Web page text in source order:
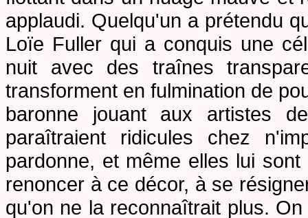
applaudi. Quelqu'un a prétendu
Loïe Fuller qui a conquis une
nuit avec des traînes
transforment en fulmination de
baronne jouant aux artistes
paraîtraient ridicules chez
pardonne, et même elles lui
renoncer à ce décor, à se
qu'on ne la reconnaîtrait plus.